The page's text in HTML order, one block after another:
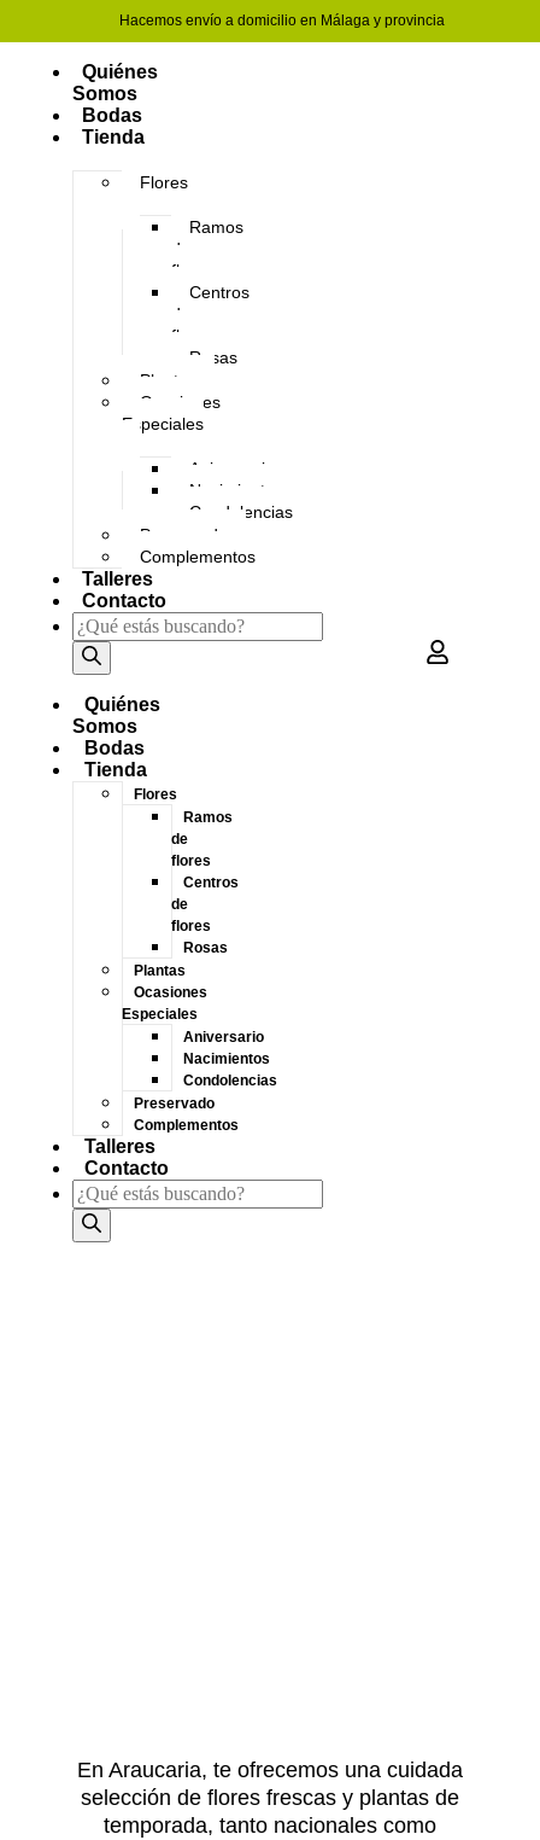
Hacemos envío a domicilio en Málaga y provincia
Quiénes
Somos
Bodas
Tienda
Flores
Ramos
de
flores
Centros
de
flores
Rosas
Plantas
Ocasiones
Especiales
Aniversario
Nacimientos
Condolencias
Preservado
Complementos
Talleres
Contacto
Quiénes
Somos
Bodas
Tienda
Flores
Ramos
de
flores
Centros
de
flores
Rosas
Plantas
Ocasiones
Especiales
Aniversario
Nacimientos
Condolencias
Preservado
Complementos
Talleres
Contacto
En Araucaria, te ofrecemos una cuidada
selección de flores frescas y plantas de
temporada, tanto nacionales como